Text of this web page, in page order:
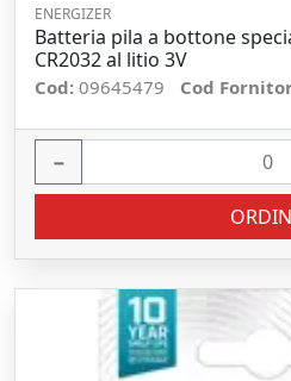
ENERGIZER
Batteria pila a bottone
CR2032 al litio 3V
Cod: 09645479 Cod
−